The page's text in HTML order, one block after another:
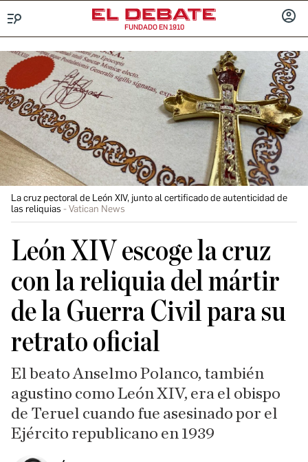
FUNDADO EN 1910
La cruz pectoral de León XIV, junto al certificado de autenticidad de
las reliquias
Vatican News
León XIV escoge la cruz
con la reliquia del mártir
de la Guerra Civil para su
retrato oficial
El beato Anselmo Polanco, también
agustino como León XIV, era el obispo
de Teruel cuando fue asesinado por el
Ejército republicano en 1939